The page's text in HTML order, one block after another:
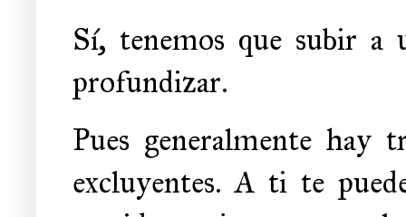
Sí, tenemos que subir a
profundizar.
Pues generalmente hay
excluyentes. A ti te